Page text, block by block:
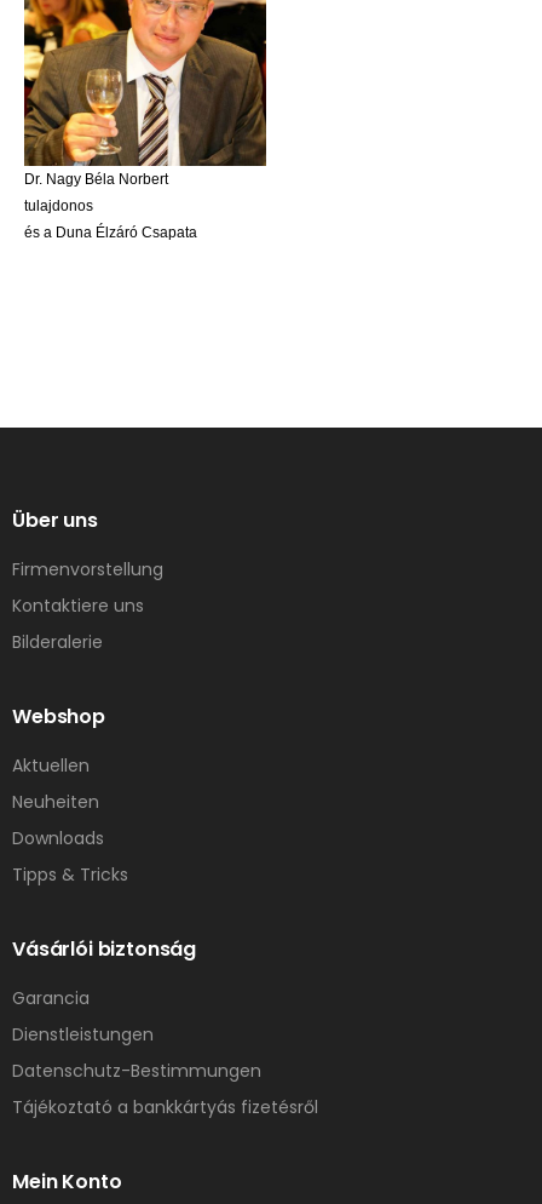
Dr. Nagy Béla Norbert
tulajdonos
és a Duna Élzáró Csapata
Über uns
Firmenvorstellung
Kontaktiere uns
Bilderalerie
Webshop
Aktuellen
Neuheiten
Downloads
Tipps & Tricks
Vásárlói biztonság
Garancia
Dienstleistungen
Datenschutz-Bestimmungen
Tájékoztató a bankkártyás fizetésről
Mein Konto